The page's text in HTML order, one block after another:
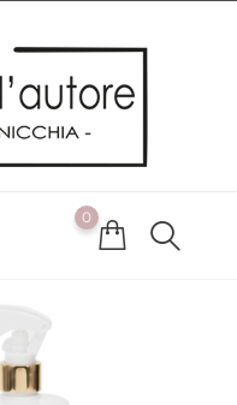
esperienza possibile
alla nostra
le tue preferenze sui
0